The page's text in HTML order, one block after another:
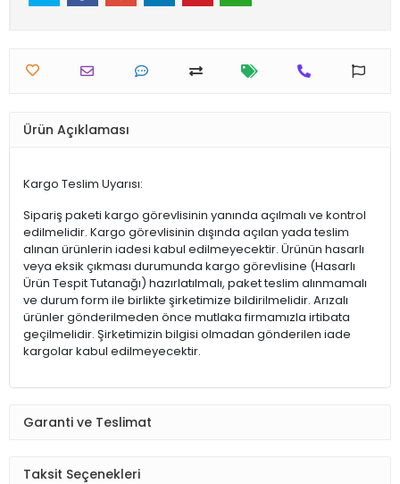
Ürün Açıklaması
Kargo Teslim Uyarısı:
Sipariş paketi kargo görevlisinin yanında açılmalı ve kontrol
edilmelidir. Kargo görevlisinin dışında açılan yada teslim
alınan ürünlerin iadesi kabul edilmeyecektir. Ürünün hasarlı
veya eksik çıkması durumunda kargo görevlisine (Hasarlı
Ürün Tespit Tutanağı) hazırlatılmalı, paket teslim alınmamalı
ve durum form ile birlikte şirketimize bildirilmelidir. Arızalı
ürünler gönderilmeden önce mutlaka firmamızla irtibata
geçilmelidir. Şirketimizin bilgisi olmadan gönderilen iade
kargolar kabul edilmeyecektir.
Garanti ve Teslimat
Taksit Seçenekleri